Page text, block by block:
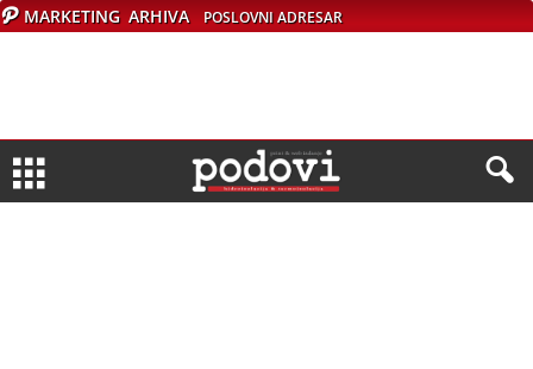
MARKETING ARHIVA POSLOVNI ADRESAR